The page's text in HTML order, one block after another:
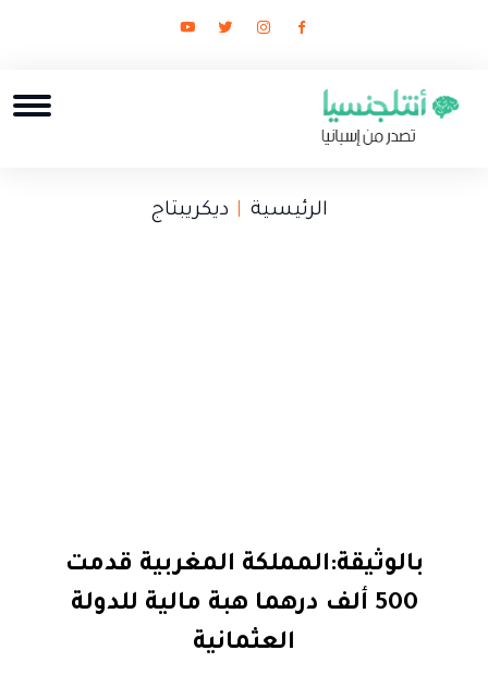
الرئيسية ديكريبتاج
بالوثيقة:المملكة المغربية قدمت
500 ألف درهما هبة مالية للدولة
العثمانية